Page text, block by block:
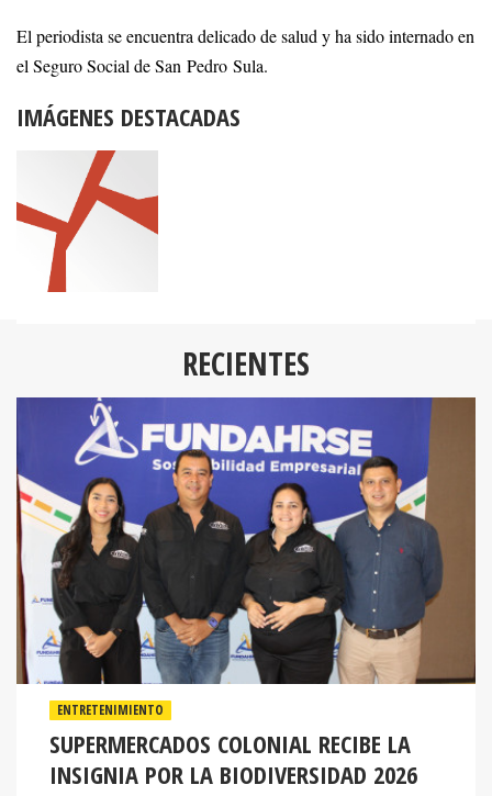
El periodista se encuentra delicado de salud y ha sido internado en
el Seguro Social de San Pedro Sula.
IMÁGENES DESTACADAS
RECIENTES
ENTRETENIMIENTO
SUPERMERCADOS COLONIAL RECIBE LA
INSIGNIA POR LA BIODIVERSIDAD 2026